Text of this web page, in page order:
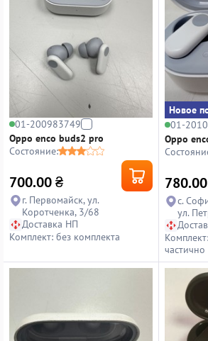
01-200983749
Oppo enco buds2 pro
Состояние:
700.00₴
г. Первомайск, ул.
Коротченка, 3/68
Доставка НП
Комплект: без комплекта
Новое
01-
Oppo
780.00
с.
ул.
частично